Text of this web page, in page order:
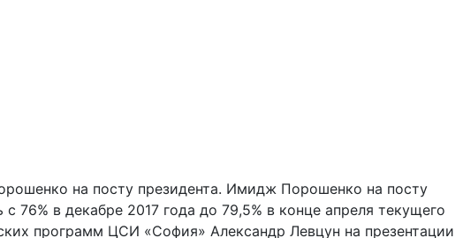
на посту президента. Имидж Порошенко на посту
76% в декабре 2017 года до 79,5% в конце апреля текущего
программ ЦСИ «София» Александр Левцун на презентации